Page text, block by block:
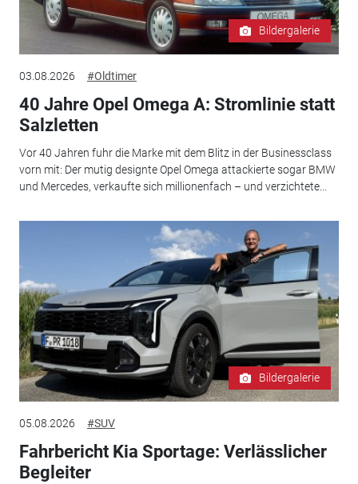
Bildergalerie
03.08.2026 #Oldtimer
40 Jahre Opel Omega A: Stromlinie statt
Salzletten
Vor 40 Jahren fuhr die Marke mit dem Blitz in der Businessclass
vorn mit: Der mutig designte Opel Omega attackierte sogar BMW
und Mercedes, verkaufte sich millionenfach – und verzichtete...
Bildergalerie
05.08.2026 #SUV
Fahrbericht Kia Sportage: Verlässlicher
Begleiter